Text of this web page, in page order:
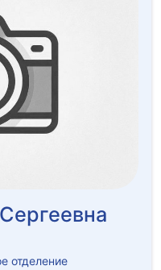
отделение